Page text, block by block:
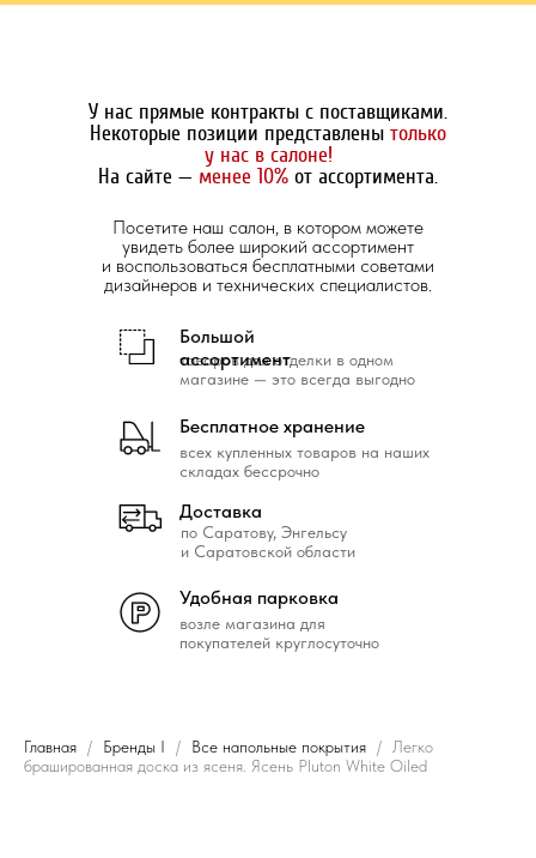
возле магазина для
покупателей круглосуточно
Удобная парковка
всех купленных товаров на наших
складах бессрочно
Бесплатное хранение
товаров для отделки в одном
магазине — это всегда выгодно
Большой
ассортимент
по Саратову, Энгельсу
и Саратовской области
Доставка
У нас прямые контракты с поставщиками.
Некоторые позиции представлены только
у нас в салоне!
На сайте — менее 10% от ассортимента.
Посетите наш салон, в котором можете
увидеть более широкий ассортимент
и воспользоваться бесплатными советами
дизайнеров и технических специалистов.
Главная Бренды I Все напольные покрытия
Легко
брашированная доска из ясеня. Ясень Pluton White Oiled